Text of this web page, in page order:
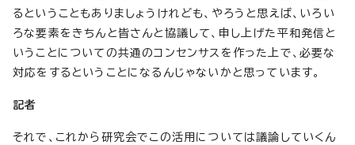
るということもありましょうけれども、やろうと思えば、いろい
ろな要素をきちんと皆さんと協議して、申し上げた平和発信と
いうことについての共通のコンセンサスを作った上で、必要な
対応をするということになるんじゃないかと思っています。
記者
それで、これから研究会でこの活用については議論していくん